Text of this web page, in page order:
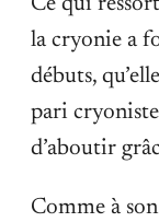
Ce qui
la cryonie a
débuts,
pari cryoniste
d’aboutir
Comme à